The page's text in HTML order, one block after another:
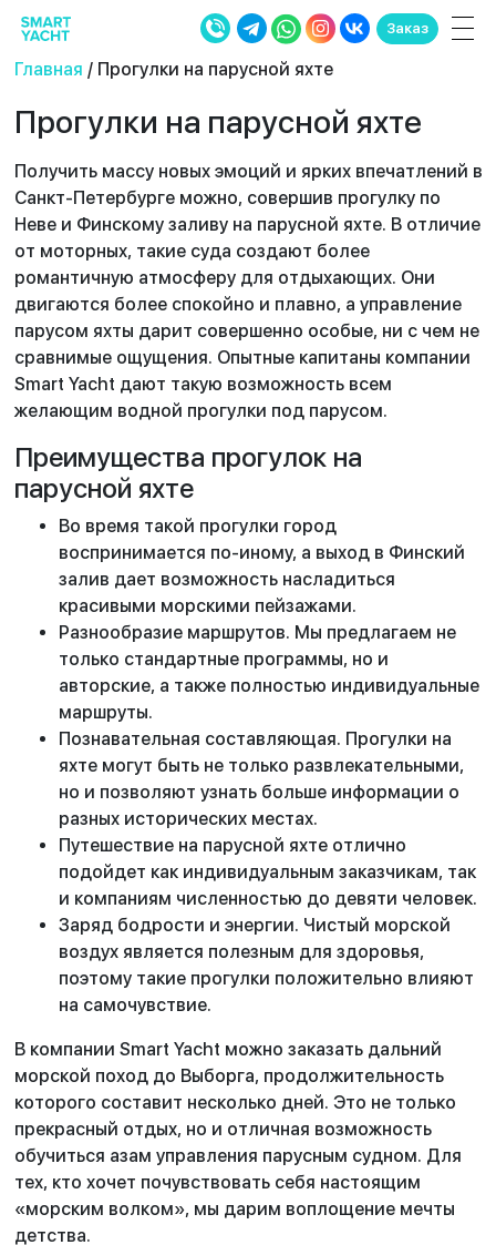
Заказ
Главная / Прогулки на парусной яхте
Прогулки на парусной яхте
Получить массу новых эмоций и ярких впечатлений в
Санкт-Петербурге можно, совершив прогулку по
Неве и Финскому заливу на парусной яхте. В отличие
от моторных, такие суда создают более
романтичную атмосферу для отдыхающих. Они
двигаются более спокойно и плавно, а управление
парусом яхты дарит совершенно особые, ни с чем не
сравнимые ощущения. Опытные капитаны компании
Smart Yacht дают такую возможность всем
желающим водной прогулки под парусом.
Преимущества прогулок на
парусной яхте
Во время такой прогулки город
воспринимается по-иному, а выход в Финский
залив дает возможность насладиться
красивыми морскими пейзажами.
Разнообразие маршрутов. Мы предлагаем не
только стандартные программы, но и
авторские, а также полностью индивидуальные
маршруты.
Познавательная составляющая. Прогулки на
яхте могут быть не только развлекательными,
но и позволяют узнать больше информации о
разных исторических местах.
Путешествие на парусной яхте отлично
подойдет как индивидуальным заказчикам, так
и компаниям численностью до девяти человек.
Заряд бодрости и энергии. Чистый морской
воздух является полезным для здоровья,
поэтому такие прогулки положительно влияют
на самочувствие.
В компании Smart Yacht можно заказать дальний
морской поход до Выборга, продолжительность
которого составит несколько дней. Это не только
прекрасный отдых, но и отличная возможность
обучиться азам управления парусным судном. Для
тех, кто хочет почувствовать себя настоящим
«‎морским волком», мы дарим воплощение мечты
детства.